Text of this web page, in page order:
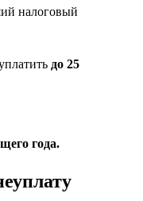
налоговый
до 25
года.